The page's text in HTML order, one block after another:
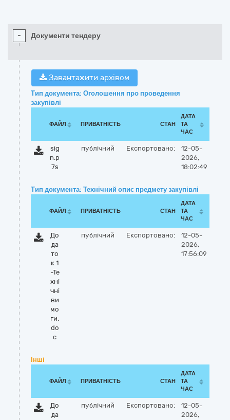
- Документи тендеру
Завантажити архівом
Тип документа: Оголошення про проведення
закупівлі
ФАЙЛ ПРИВАТНІСТЬ СТАН
ДАТА
ТА
ЧАС
sig
n.p
7s
публічний Експортовано:
12-05-
2026,
18:02:49
Тип документа: Технічний опис предмету закупівлі
ФАЙЛ ПРИВАТНІСТЬ СТАН
ДАТА
ТА
ЧАС
До
да
то
к 1
-Те
хні
чні
ви
мо
ги.
do
c
публічний Експортовано:
12-05-
2026,
17:56:09
Інші
ФАЙЛ ПРИВАТНІСТЬ СТАН
ДАТА
ТА
ЧАС
До
да
публічний Експортовано:
12-05-
2026,